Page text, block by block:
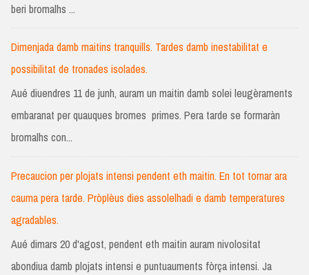
beri bromalhs ...
Dimenjada damb maitins tranquills. Tardes damb inestabilitat e
possibilitat de tronades isolades.
Aué diuendres 11 de junh, auram un maitin damb solei leugèraments
embaranat per quauques bromes primes. Pera tarde se formaràn
bromalhs con...
Precaucion per plojats intensi pendent eth maitin. En tot tornar ara
cauma pera tarde. Pròplèus dies assolelhadi e damb temperatures
agradables.
Aué dimars 20 d'agost, pendent eth maitin auram nivolositat
abondiua damb plojats intensi e puntuauments fòrça intensi. Ja